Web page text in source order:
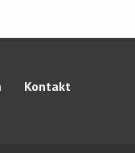
Kontakt